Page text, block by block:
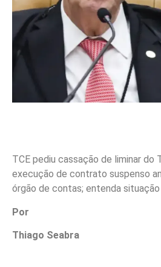
TCE pediu cassação de liminar do
execução de contrato suspenso
órgão de contas; entenda situação
Por
Thiago Seabra